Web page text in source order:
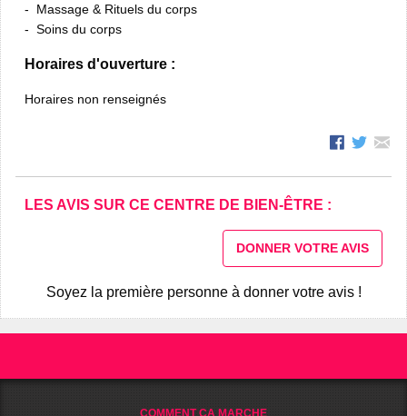
Massage & Rituels du corps
Soins du corps
Horaires d'ouverture :
Horaires non renseignés
LES AVIS SUR CE CENTRE DE BIEN-ÊTRE :
DONNER VOTRE AVIS
Soyez la première personne à donner votre avis !